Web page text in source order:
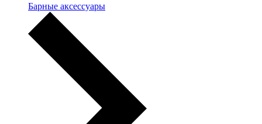
Барные аксессуары